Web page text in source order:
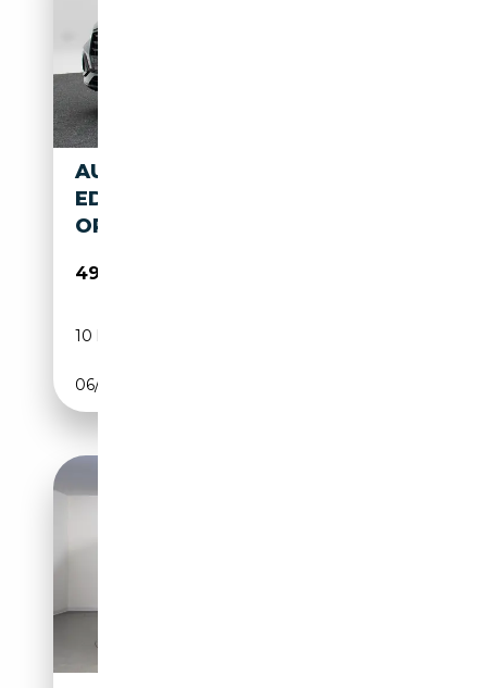
AUDI Q2 35 TFSI ADVANCED
EDITION | 17 INCH | ZWART
OPTIEK
49 556€
10 km
06/2026